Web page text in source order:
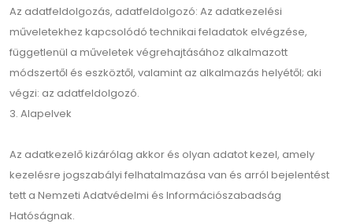
Az adatfeldolgozás, adatfeldolgozó: Az adatkezelési
műveletekhez kapcsolódó technikai feladatok elvégzése,
függetlenül a műveletek végrehajtásához alkalmazott
módszertől és eszköztől, valamint az alkalmazás helyétől; aki
végzi: az adatfeldolgozó.
3. Alapelvek
Az adatkezelő kizárólag akkor és olyan adatot kezel, amely
kezelésre jogszabályi felhatalmazása van és arról bejelentést
tett a Nemzeti Adatvédelmi és Információszabadság
Hatóságnak.